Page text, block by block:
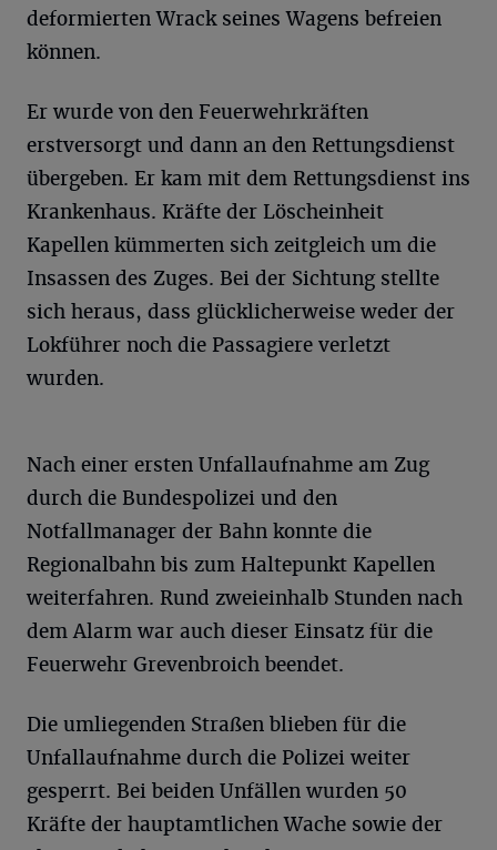
deformierten Wrack seines Wagens befreien
können.
Er wurde von den Feuerwehrkräften
erstversorgt und dann an den Rettungsdienst
übergeben. Er kam mit dem Rettungsdienst ins
Krankenhaus. Kräfte der Löscheinheit
Kapellen kümmerten sich zeitgleich um die
Insassen des Zuges. Bei der Sichtung stellte
sich heraus, dass glücklicherweise weder der
Lokführer noch die Passagiere verletzt
wurden.
Nach einer ersten Unfallaufnahme am Zug
durch die Bundespolizei und den
Notfallmanager der Bahn konnte die
Regionalbahn bis zum Haltepunkt Kapellen
weiterfahren. Rund zweieinhalb Stunden nach
dem Alarm war auch dieser Einsatz für die
Feuerwehr Grevenbroich beendet.
Die umliegenden Straßen blieben für die
Unfallaufnahme durch die Polizei weiter
gesperrt. Bei beiden Unfällen wurden 50
Kräfte der hauptamtlichen Wache sowie der